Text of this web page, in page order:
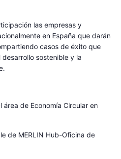
las empresas y
en España que darán
casos de éxito que
sostenible y la
área de Economía Circular en
de MERLIN Hub-Oficina de